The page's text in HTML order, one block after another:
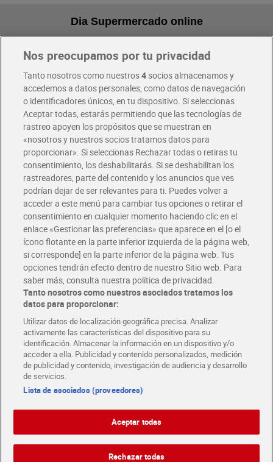
Dia Supermercado online
Pide hoy, recibe hoy
Envío gratis por compras superiores a 100€
Envío estandar por 4,99€
Glovo y Uber Eats
Solicita tu factura de Glovo o Uber Eats
Únete al CLUB Dia
Disfruta las ventajas y ofertas exclusivas.
Descárgate la APP Dia
Folletos y Tiendas
Descubre las mejores ofertas y busca tu tienda más cercana
Tarjeta MaX Dia
Te devuelve hasta 8€/mes de tus compras.
¡Solicita tu tarjeta de crédito aquí!
COMER MEJOR CADA DIA
COLABORA CON DIA ABRE TU TIENDA DIA CORPORATE
Nos preocupamos por tu privacidad
Tanto nosotros como nuestros4socios almacenamos y
accedemos a datos personales, como datos de navegación
o identificadores únicos, en tu dispositivo. Si seleccionas
Aceptar todas, estarás permitiendo que las tecnologías de
rastreo apoyen los propósitos que se muestran en
«nosotros y nuestros socios tratamos datos para
proporcionar». Si seleccionas Rechazar todas o retiras tu
consentimiento, los deshabilitarás. Si se deshabilitan los
rastreadores, parte del contenido y los anuncios que ves
podrían dejar de ser relevantes para ti. Puedes volver a
acceder a este menú para cambiar tus opciones o retirar el
consentimiento en cualquier momento haciendo clic en el
enlace «Gestionar las preferencias» que aparece en el [o el
ícono flotante en la parte inferior izquierda de la página web,
si corresponde] en la parte inferior de la página web. Tus
opciones tendrán efecto dentro de nuestro Sitio web. Para
saber más, consulta nuestra política de privacidad.
Tanto nosotros como nuestros asociados tratamos los
datos para proporcionar:
Utilizar datos de localización geográfica precisa. Analizar
activamente las características del dispositivo para su
identificación. Almacenar la información en un dispositivo y/o
acceder a ella. Publicidad y contenido personalizados, medición
de publicidad y contenido, investigación de audiencia y desarrollo
de servicios.
Lista de asociados (proveedores)
Aceptar todas
Rechazar todas